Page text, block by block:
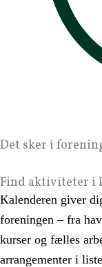
Det sker i
Find aktiviteter i
Kalenderen giver
foreningen – fra
kurser og fælles
arrangementer i